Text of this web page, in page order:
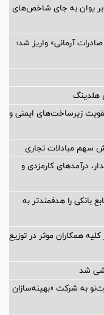
یوان به جای شاخص‌های
صادرات آرمانی» واریز شد؛
زیرساخت‌های ایمنی و
سهم مبادلات تجاری
درآمدهای کارمزدی و
بانکی را هدفمندتر به
همکاران موثر در توزیع
شد
تجارت‌نو به شرکت «بهینه‌سازان